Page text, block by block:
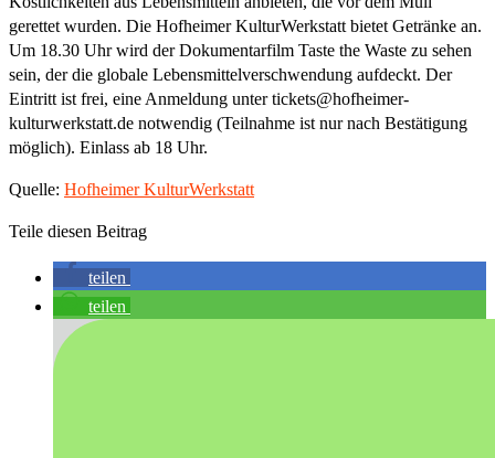
gerettet wurden. Die Hofheimer KulturWerkstatt bietet Getränke an.
Um 18.30 Uhr wird der Dokumentarfilm Taste the Waste zu sehen
sein, der die globale Lebensmittelverschwendung aufdeckt. Der
Eintritt ist frei, eine Anmeldung unter tickets@hofheimer-
kulturwerkstatt.de notwendig (Teilnahme ist nur nach Bestätigung
möglich). Einlass ab 18 Uhr.
Quelle: Hofheimer KulturWerkstatt
Teile diesen Beitrag
teilen
teilen